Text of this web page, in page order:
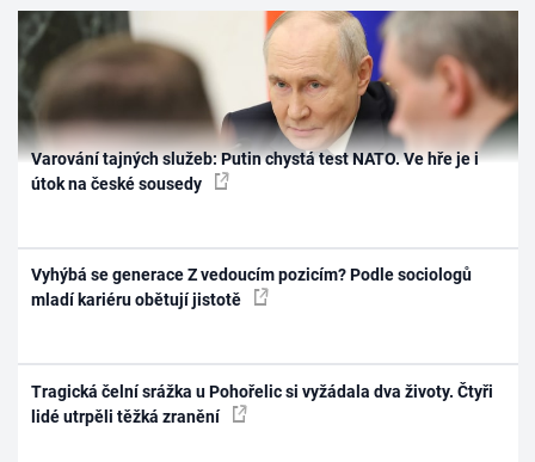
Varování tajných služeb: Putin chystá test NATO. Ve hře je i
útok na české sousedy
Vyhýbá se generace Z vedoucím pozicím? Podle sociologů
mladí kariéru obětují jistotě
Tragická čelní srážka u Pohořelic si vyžádala dva životy. Čtyři
lidé utrpěli těžká zranění